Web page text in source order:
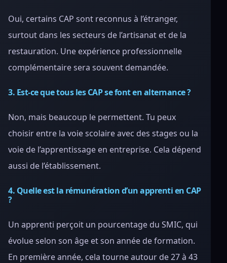
Oui, certains CAP sont reconnus à l’étranger,
surtout dans les secteurs de l’artisanat et de la
restauration. Une expérience professionnelle
complémentaire sera souvent demandée.
3. Est-ce que tous les CAP se font en alternance ?
Non, mais beaucoup le permettent. Tu peux
choisir entre la voie scolaire avec des stages ou la
voie de l’apprentissage en entreprise. Cela dépend
aussi de l’établissement.
4. Quelle est la rémunération d’un apprenti en CAP
?
Un apprenti perçoit un pourcentage du SMIC, qui
évolue selon son âge et son année de formation.
En première année, cela tourne autour de 27 à 43